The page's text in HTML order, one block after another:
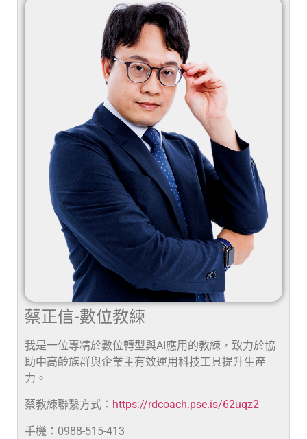
蔡正信-數位教練
我是一位專精於數位轉型與AI應用的教練，致力於協
助中高齡族群與企業主有效運用科技工具提升生產
力。
蔡教練聯繫方式： https://rdcoach.pse.is/62uqz2
手機：0988-515-413